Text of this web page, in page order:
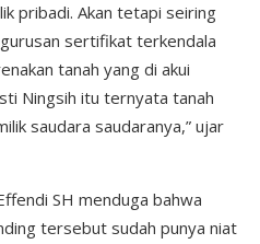
pribadi. Akan tetapi seiring
sertifikat terkendala
tanah yang di akui
Ningsih itu ternyata tanah
saudara saudaranya,” ujar
SH menduga bahwa
tersebut sudah punya niat